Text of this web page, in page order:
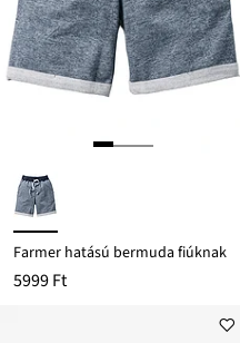
Farmer hatású bermuda fiúknak
5999 Ft